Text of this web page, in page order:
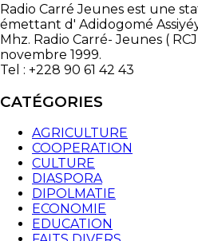
Radio Carré Jeunes est une
émettant d' Adidogomé
Mhz. Radio Carré- Jeunes (
novembre 1999.
Tel : +228 90 61 42 43
CATÉGORIES
AGRICULTURE
COOPERATION
CULTURE
DIASPORA
DIPOLMATIE
ECONOMIE
EDUCATION